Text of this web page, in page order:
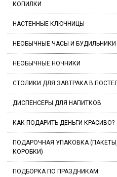
КОПИЛКИ
НАСТЕННЫЕ КЛЮЧНИЦЫ
НЕОБЫЧНЫЕ ЧАСЫ И БУДИЛЬНИКИ
НЕОБЫЧНЫЕ НОЧНИКИ
СТОЛИКИ ДЛЯ ЗАВТРАКА В
ДИСПЕНСЕРЫ ДЛЯ НАПИТКОВ
КАК ПОДАРИТЬ ДЕНЬГИ КРАСИВО?
ПОДАРОЧНАЯ УПАКОВКА (ПАКЕТЫ,
КОРОБКИ)
ПОДБОРКА ПО ПРАЗДНИКАМ